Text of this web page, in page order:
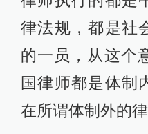
律法规，都是社
的一员，从这个
国律师都是体制
在所谓体制外的律